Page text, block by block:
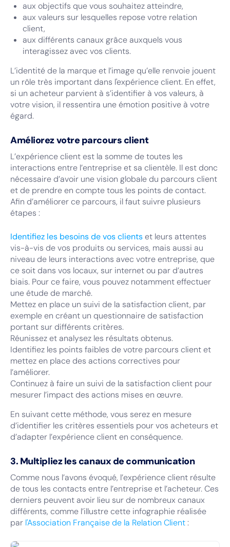
aux objectifs que vous souhaitez atteindre,
aux valeurs sur lesquelles repose votre relation
client,
aux différents canaux grâce auxquels vous
interagissez avec vos clients.
L’identité de la marque et l’image qu’elle renvoie jouent
un rôle très important dans l'expérience client. En effet,
si un acheteur parvient à s’identifier à vos valeurs, à
votre vision, il ressentira une émotion positive à votre
égard.
Améliorez votre parcours client
L’expérience client est la somme de toutes les
interactions entre l’entreprise et sa clientèle. Il est donc
nécessaire d’avoir une vision globale du parcours client
et de prendre en compte tous les points de contact.
Afin d’améliorer ce parcours, il faut suivre plusieurs
étapes :
Identifiez les besoins de vos clientset leurs attentes
vis-à-vis de vos produits ou services, mais aussi au
niveau de leurs interactions avec votre entreprise, que
ce soit dans vos locaux, sur internet ou par d’autres
biais. Pour ce faire, vous pouvez notamment effectuer
une étude de marché.
Mettez en place un suivi de la satisfaction client, par
exemple en créant un questionnaire de satisfaction
portant sur différents critères.
Réunissez et analysez les résultats obtenus.
Identifiez les points faibles de votre parcours client et
mettez en place des actions correctives pour
l’améliorer.
Continuez à faire un suivi de la satisfaction client pour
mesurer l’impact des actions mises en œuvre.
En suivant cette méthode, vous serez en mesure
d’identifier les critères essentiels pour vos acheteurs et
d’adapter l’expérience client en conséquence.
3. Multipliez les canaux de communication
Comme nous l’avons évoqué, l’expérience client résulte
de tous les contacts entre l’entreprise et l’acheteur. Ces
derniers peuvent avoir lieu sur de nombreux canaux
différents, comme l’illustre cette infographie réalisée
par l'Association Française de la Relation Client: